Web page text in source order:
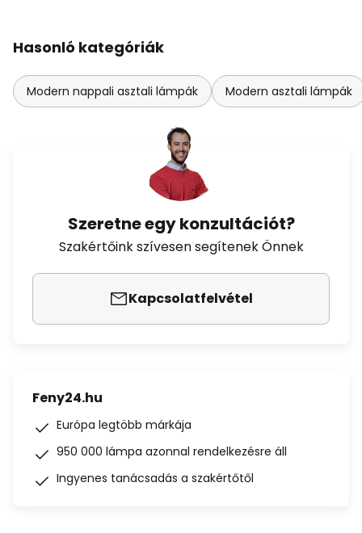
Hasonló kategóriák
Modern nappali asztali lámpák Modern asztali lámpák
Szeretne egy konzultációt?
Szakértőink szívesen segítenek Önnek
Kapcsolatfelvétel
Feny24.hu
Európa legtöbb márkája
950 000 lámpa azonnal rendelkezésre áll
Ingyenes tanácsadás a szakértőtől